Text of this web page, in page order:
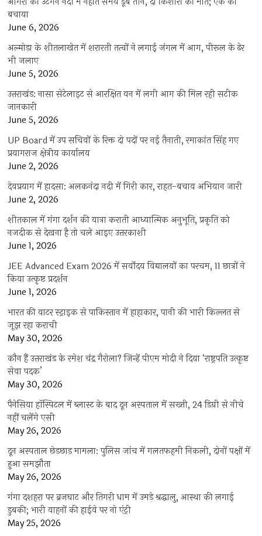
बचाया
June 6, 2026
अल्मोड़ा के शीतलाखेत में शरारती तत्वों ने लगाई जंगल में आग, पीरूल के ढेर
भी जलाए
June 5, 2026
उत्तराखंड: नासा सेटेलाइट से आरक्षित वन में लगी आग की मिल रही सटीक
जानकारी
June 5, 2026
UP Board में उप सचिवों के रिक्त दो पदों पर नई तैनाती, रमाकांत सिंह गए
प्रयागराज क्षेत्रीय कार्यालय
June 2, 2026
देवप्रयाग में हादसा: अलकनंदा नदी में गिरी कार, राहत-बचाव अभियान जारी
June 2, 2026
शीतकाल में गंगा दर्शन की यात्रा कराती आध्यात्मिक अनुभूति, प्रकृति को
नजदीक से देखना है तो चले आइए उत्तरकाशी
June 1, 2026
JEE Advanced Exam 2026 में सर्वोदय विद्यालयों का परचम, 11 छात्रों ने
किया उत्कृष्ट प्रदर्शन
June 1, 2026
भारत की वाटर स्ट्राइक से पाकिस्तान में हाहाकार, पानी की भारी किल्लत से
जूझ रहा कराची
May 30, 2026
कौन हैं उत्तराखंड के रमेश चंद्र गैरोला? जिन्हें पीएम मोदी ने दिया ‘राष्ट्रपति उत्कृष्ट
सेवा पदक’
May 30, 2026
पैनेसिया हॉस्पिटल में ब्लास्ट के बाद दून अस्पताल में सख्ती, 24 डिग्री से नीचे
नहीं चलेंगे एसी
May 26, 2026
दून अस्पताल छेड़छाड़ मामला: पुलिस जांच में गलतफहमी निकली, दोनों पक्षों में
हुआ समझौता
May 26, 2026
गंगा दशहरा पर ब्रजघाट और तिगरी धाम में उमड़े श्रद्धालु, आस्था की लगाई
डुबकी; भारी वाहनों की हाईवे पर नो एंट्री
May 25, 2026